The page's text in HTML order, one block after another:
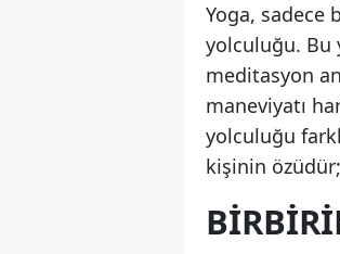
Yoga, sadece
yolculuğu. Bu
meditasyon
maneviyatı
yolculuğu
kişinin